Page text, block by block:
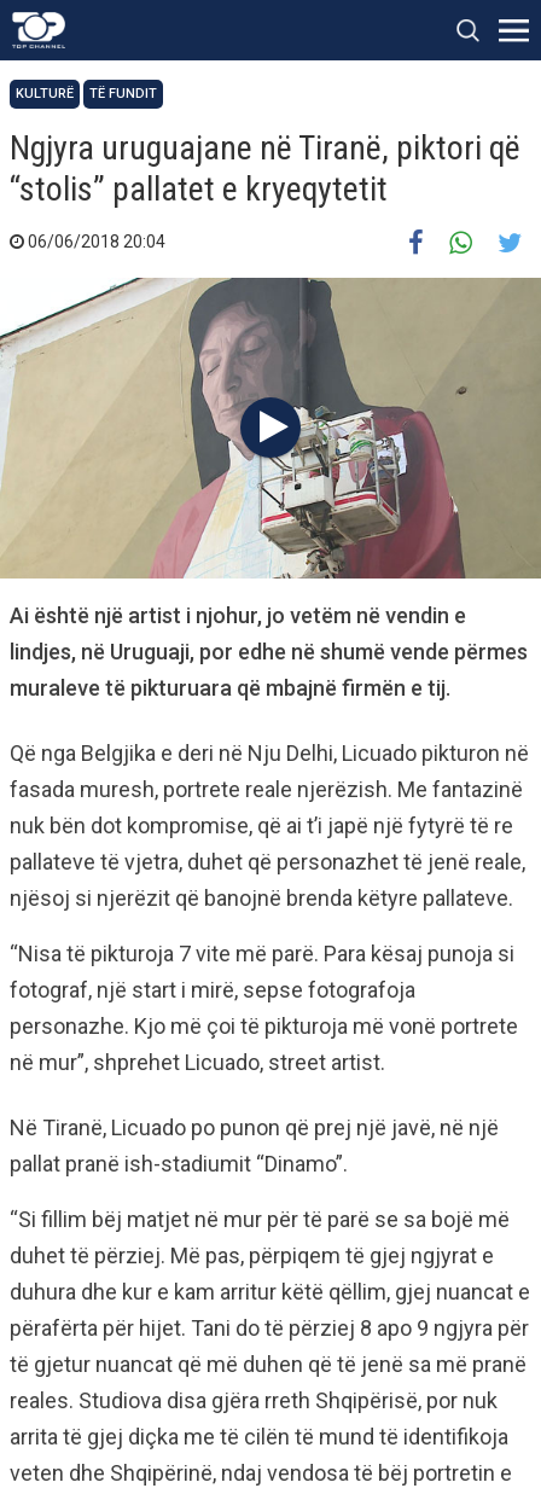
KULTURË TË FUNDIT
Ngjyra uruguajane në Tiranë, piktori që
“stolis” pallatet e kryeqytetit
06/06/2018 20:04
Ai është një artist i njohur, jo vetëm në vendin e
lindjes, në Uruguaji, por edhe në shumë vende përmes
muraleve të pikturuara që mbajnë firmën e tij.
Që nga Belgjika e deri në Nju Delhi, Licuado pikturon në
fasada muresh, portrete reale njerëzish. Me fantazinë
nuk bën dot kompromise, që ai t’i japë një fytyrë të re
pallateve të vjetra, duhet që personazhet të jenë reale,
njësoj si njerëzit që banojnë brenda këtyre pallateve.
“Nisa të pikturoja 7 vite më parë. Para kësaj punoja si
fotograf, një start i mirë, sepse fotografoja
personazhe. Kjo më çoi të pikturoja më vonë portrete
në mur”, shprehet Licuado, street artist.
Në Tiranë, Licuado po punon që prej një javë, në një
pallat pranë ish-stadiumit “Dinamo”.
“Si fillim bëj matjet në mur për të parë se sa bojë më
duhet të përziej. Më pas, përpiqem të gjej ngjyrat e
duhura dhe kur e kam arritur këtë qëllim, gjej nuancat e
përafërta për hijet. Tani do të përziej 8 apo 9 ngjyra për
të gjetur nuancat që më duhen që të jenë sa më pranë
reales. Studiova disa gjëra rreth Shqipërisë, por nuk
arrita të gjej diçka me të cilën të mund të identifikoja
veten dhe Shqipërinë, ndaj vendosa të bëj portretin e